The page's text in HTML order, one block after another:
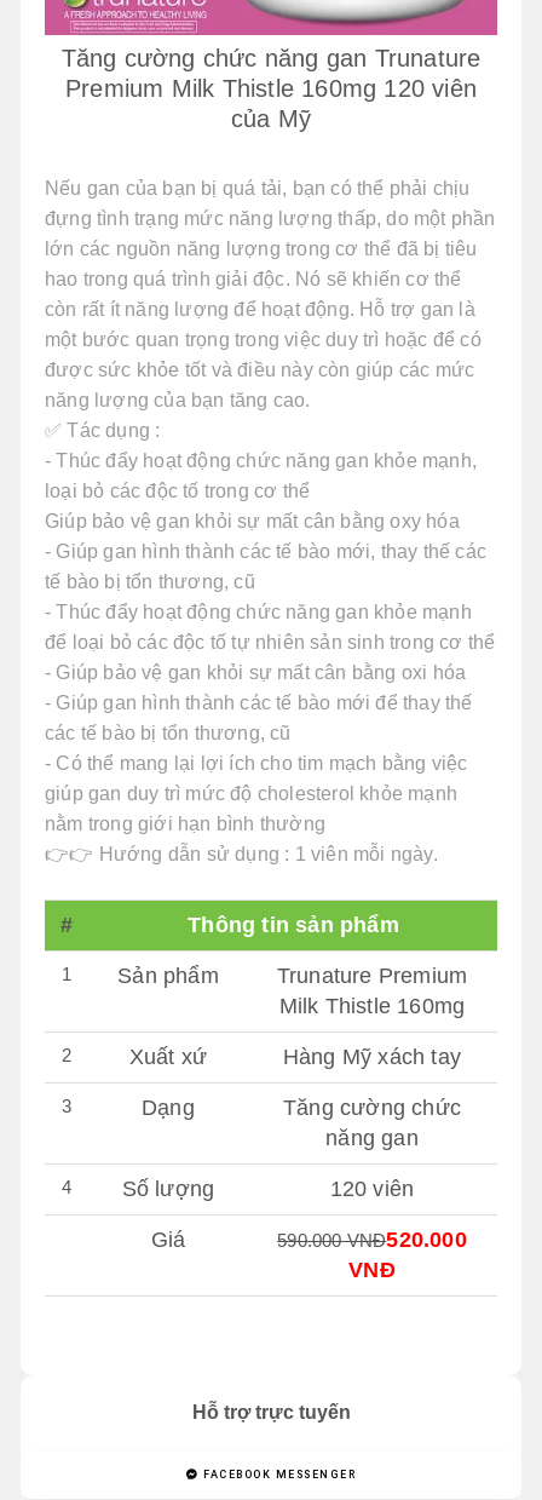
Hỗ trợ trực tuyến
FACEBOOK MESSENGER
Tăng cường chức năng gan Trunature
Premium Milk Thistle 160mg 120 viên
của Mỹ
Nếu gan của bạn bị quá tải, bạn có thể phải chịu
đựng tình trạng mức năng lượng thấp, do một phần
lớn các nguồn năng lượng trong cơ thể đã bị tiêu
hao trong quá trình giải độc. Nó sẽ khiến cơ thể
còn rất ít năng lượng để hoạt động. Hỗ trợ gan là
một bước quan trọng trong việc duy trì hoặc để có
được sức khỏe tốt và điều này còn giúp các mức
năng lượng của bạn tăng cao.
✅ Tác dụng :
- Thúc đẩy hoạt động chức năng gan khỏe mạnh,
loại bỏ các độc tố trong cơ thể
Giúp bảo vệ gan khỏi sự mất cân bằng oxy hóa
- Giúp gan hình thành các tế bào mới, thay thế các
tế bào bị tổn thương, cũ
- Thúc đẩy hoạt động chức năng gan khỏe mạnh
để loại bỏ các độc tố tự nhiên sản sinh trong cơ thể
- Giúp bảo vệ gan khỏi sự mất cân bằng oxi hóa
- Giúp gan hình thành các tế bào mới để thay thế
các tế bào bị tổn thương, cũ
- Có thể mang lại lợi ích cho tim mạch bằng việc
giúp gan duy trì mức độ cholesterol khỏe mạnh
nằm trong giới hạn bình thường
👉👉 Hướng dẫn sử dụng : 1 viên mỗi ngày.
# Thông tin sản phẩm
1 Sản phẩm
Trunature Premium
Milk Thistle 160mg
2 Xuất xứ Hàng Mỹ xách tay
3 Dạng
Tăng cường chức
năng gan
4 Số lượng 120 viên
Giá 590.000 VNĐ520.000
VNĐ